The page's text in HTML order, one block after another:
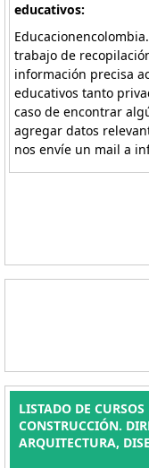
educativos:
trabajo de
información precisa
educativos tanto
caso de encontrar
agregar datos
nos envíe un mail a
LISTADO DE
CONSTRUCCIÓN.
ARQUITECTURA,